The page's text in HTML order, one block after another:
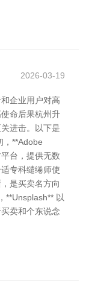
2026-03-19
企业用户对高
命后果杭州升
进击。以下是
，**Adobe
台，提供无数
专科缱绻师使
是买卖名方向
**Unsplash** 以
卖和个东说念